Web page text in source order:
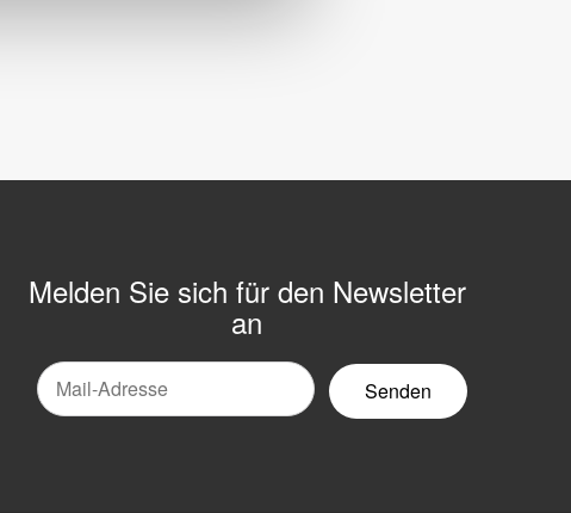
Melden Sie sich für den Newsletter
an
EMail-
Newsletter